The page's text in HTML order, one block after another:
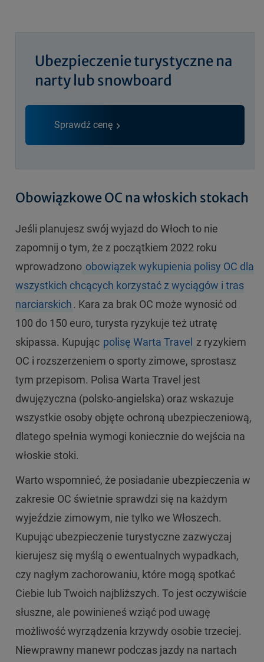
Ubezpieczenie turystyczne na
narty lub snowboard
Sprawdź cenę
Obowiązkowe OC na włoskich stokach
Jeśli planujesz swój wyjazd do Włoch to nie
zapomnij o tym, że z początkiem 2022 roku
wprowadzono obowiązek wykupienia polisy OC dla
wszystkich chcących korzystać z wyciągów i tras
narciarskich. Kara za brak OC może wynosić od
100 do 150 euro, turysta ryzykuje też utratę
skipassa. Kupując polisę Warta Travel z ryzykiem
OC i rozszerzeniem o sporty zimowe, sprostasz
tym przepisom. Polisa Warta Travel jest
dwujęzyczna (polsko-angielska) oraz wskazuje
wszystkie osoby objęte ochroną ubezpieczeniową,
dlatego spełnia wymogi koniecznie do wejścia na
włoskie stoki.
Warto wspomnieć, że posiadanie ubezpieczenia w
zakresie OC świetnie sprawdzi się na każdym
wyjeździe zimowym, nie tylko we Włoszech.
Kupując ubezpieczenie turystyczne zazwyczaj
kierujesz się myślą o ewentualnych wypadkach,
czy nagłym zachorowaniu, które mogą spotkać
Ciebie lub Twoich najbliższych. To jest oczywiście
słuszne, ale powinieneś wziąć pod uwagę
możliwość wyrządzenia krzywdy osobie trzeciej.
Niewprawny manewr podczas jazdy na nartach